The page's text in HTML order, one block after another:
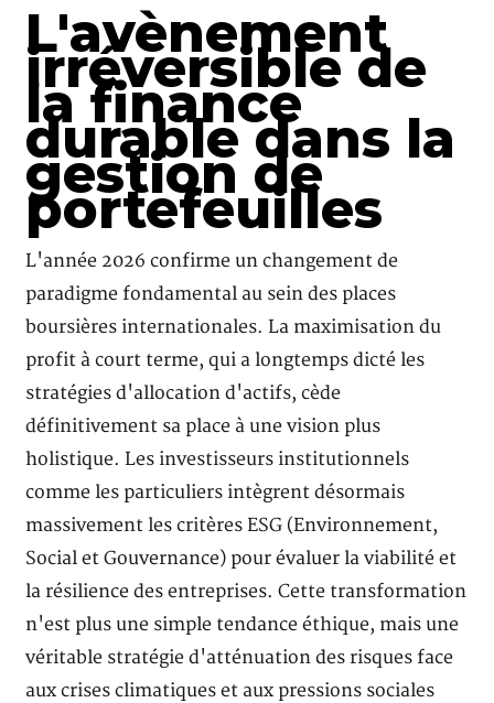
L'avènement
irréversible de
la finance
durable dans la
gestion de
portefeuilles
L'année 2026 confirme un changement de
paradigme fondamental au sein des places
boursières internationales. La maximisation du
profit à court terme, qui a longtemps dicté les
stratégies d'allocation d'actifs, cède
définitivement sa place à une vision plus
holistique. Les investisseurs institutionnels
comme les particuliers intègrent désormais
massivement les critères ESG (Environnement,
Social et Gouvernance) pour évaluer la viabilité et
la résilience des entreprises. Cette transformation
n'est plus une simple tendance éthique, mais une
véritable stratégie d'atténuation des risques face
aux crises climatiques et aux pressions sociales